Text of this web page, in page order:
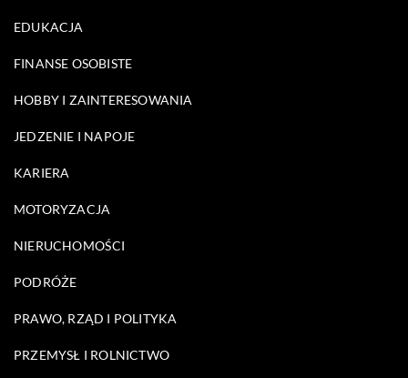
EDUKACJA
FINANSE OSOBISTE
HOBBY I ZAINTERESOWANIA
JEDZENIE I NAPOJE
KARIERA
MOTORYZACJA
NIERUCHOMOŚCI
PODRÓŻE
PRAWO, RZĄD I POLITYKA
PRZEMYSŁ I ROLNICTWO